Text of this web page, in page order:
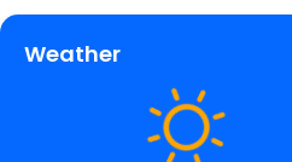
Weather